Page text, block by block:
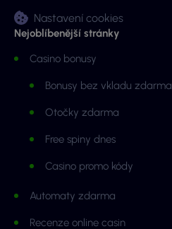
Nastavení cookies
Nejoblíbenější stránky
Casino bonusy
Bonusy bez vkladu zdarma
Otočky zdarma
Free spiny dnes
Casino promo kódy
Automaty zdarma
Recenze online casin